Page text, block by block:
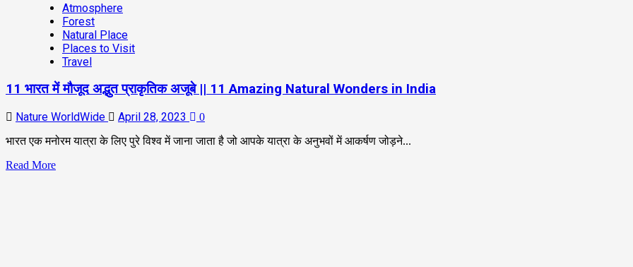
Atmosphere
Forest
Natural Place
Places to Visit
Travel
11 भारत में मौजूद अद्भुत प्राकृतिक अजूबे || 11 Amazing Natural Wonders in India
Nature WorldWide April 28, 2023
0
भारत एक मनोरम यात्रा के लिए पुरे विश्व में जाना जाता है जो आपके यात्रा के अनुभवों में आकर्षण जोड़ने...
Read More